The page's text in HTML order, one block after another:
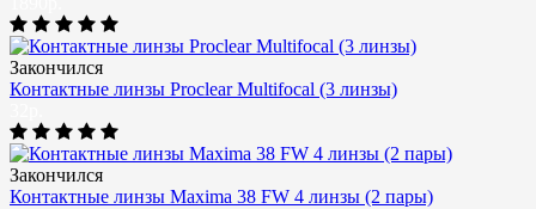
Закончился
Контактные линзы Proclear Multifocal (3 линзы)
Закончился
Контактные линзы Maxima 38 FW 4 линзы (2 пары)